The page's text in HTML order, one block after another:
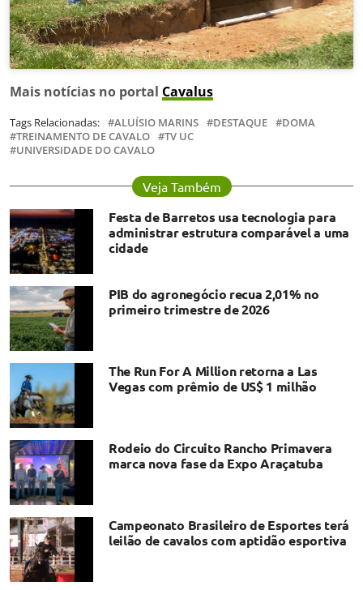
Mais notícias no portal Cavalus
Tags Relacionadas: ALUÍSIO MARINS DESTAQUE
DOMA
TREINAMENTO DE CAVALO
TV UC
UNIVERSIDADE DO CAVALO
Veja Também
Festa de Barretos usa tecnologia para
administrar estrutura comparável a uma
cidade
PIB do agronegócio recua 2,01% no
primeiro trimestre de 2026
The Run For A Million retorna a Las
Vegas com prêmio de US$ 1 milhão
Rodeio do Circuito Rancho Primavera
marca nova fase da Expo Araçatuba
Campeonato Brasileiro de Esportes terá
leilão de cavalos com aptidão esportiva